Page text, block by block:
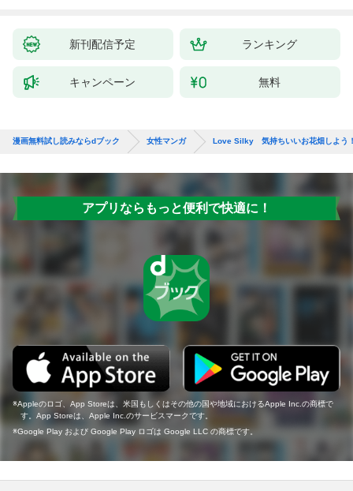
新刊配信予定 ランキング
キャンペーン 無料
漫画無料試し読みならdブック 女性マンガ Love Silky 気持ちいいお花畑しよう
アプリならもっと便利で快適に！
Appleのロゴ、App Storeは、米国もしくはその他の国や地域におけるApple Inc.の商標で
す。App Storeは、Apple Inc.のサービスマークです。
Google Play および Google Play ロゴは Google LLC の商標です。